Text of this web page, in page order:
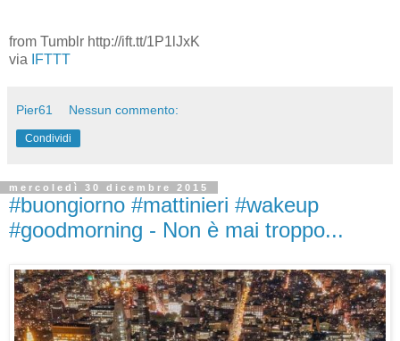
from Tumblr http://ift.tt/1P1lJxK
via
IFTTT
Pier61 Nessun commento:
Condividi
mercoledì 30 dicembre 2015
#buongiorno #mattinieri #wakeup
#goodmorning - Non è mai troppo...